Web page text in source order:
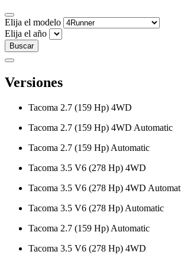
Elija el modelo
Elija el año
Buscar
Versiones
Tacoma 2.7 (159 Hp) 4WD
Tacoma 2.7 (159 Hp) 4WD Automatic
Tacoma 2.7 (159 Hp) Automatic
Tacoma 3.5 V6 (278 Hp) 4WD
Tacoma 3.5 V6 (278 Hp) 4WD
Tacoma 3.5 V6 (278 Hp) Automatic
Tacoma 2.7 (159 Hp) Automatic
Tacoma 3.5 V6 (278 Hp) 4WD